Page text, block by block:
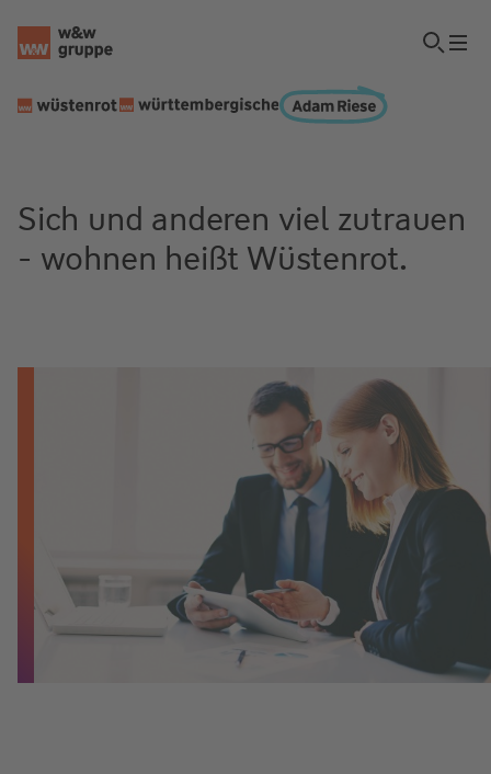
Sich und anderen viel zutrauen
- wohnen heißt Wüstenrot.